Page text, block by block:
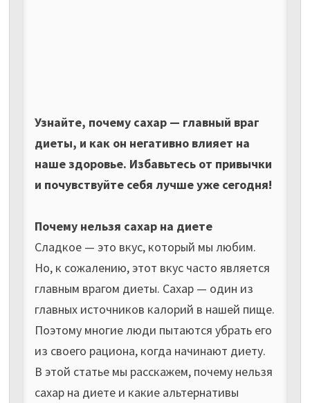
Узнайте, почему сахар — главный враг
диеты, и как он негативно влияет на
наше здоровье. Избавьтесь от привычки
и почувствуйте себя лучше уже сегодня!
Почему нельзя сахар на диете
Сладкое — это вкус, который мы любим.
Но, к сожалению, этот вкус часто является
главным врагом диеты. Сахар — один из
главных источников калорий в нашей пище.
Поэтому многие люди пытаются убрать его
из своего рациона, когда начинают диету.
В этой статье мы расскажем, почему нельзя
сахар на диете и какие альтернативы